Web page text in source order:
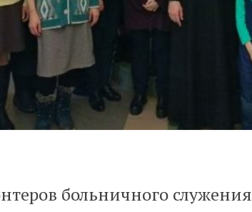
больничного служения